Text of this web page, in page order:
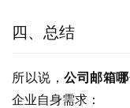
四、总结
所以说，公司邮箱
企业自身需求：